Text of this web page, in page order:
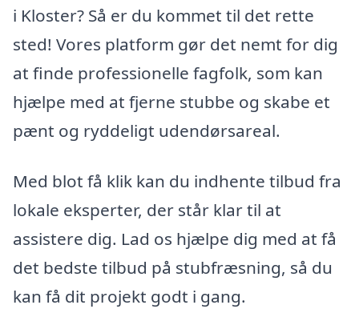
i Kloster? Så er du kommet til det rette
sted! Vores platform gør det nemt for dig
at finde professionelle fagfolk, som kan
hjælpe med at fjerne stubbe og skabe et
pænt og ryddeligt udendørsareal.
Med blot få klik kan du indhente tilbud fra
lokale eksperter, der står klar til at
assistere dig. Lad os hjælpe dig med at få
det bedste tilbud på stubfræsning, så du
kan få dit projekt godt i gang.